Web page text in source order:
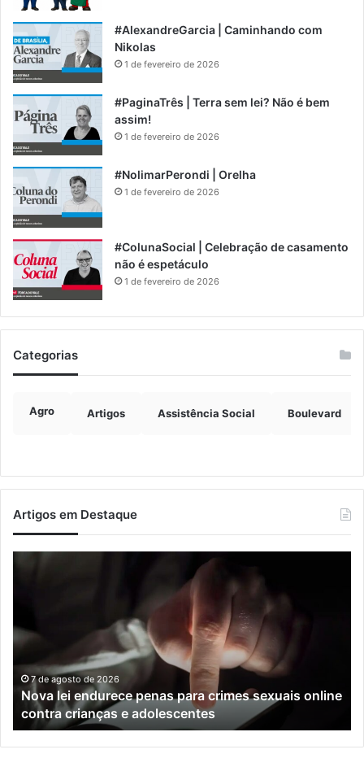
#AlexandreGarcia | Caminhando com
Nikolas
1 de fevereiro de 2026
#PaginaTrês | Terra sem lei? Não é bem
assim!
1 de fevereiro de 2026
#NolimarPerondi | Orelha
1 de fevereiro de 2026
#ColunaSocial | Celebração de casamento
não é espetáculo
1 de fevereiro de 2026
Categorias
Agro Artigos Assistência Social Boulevard
Artigos em Destaque
para
crimes
sexuais
online
contra
crianças
e
adolescentes
7 de agosto de 2026
Nova lei endurece penas para crimes sexuais online
contra crianças e adolescentes